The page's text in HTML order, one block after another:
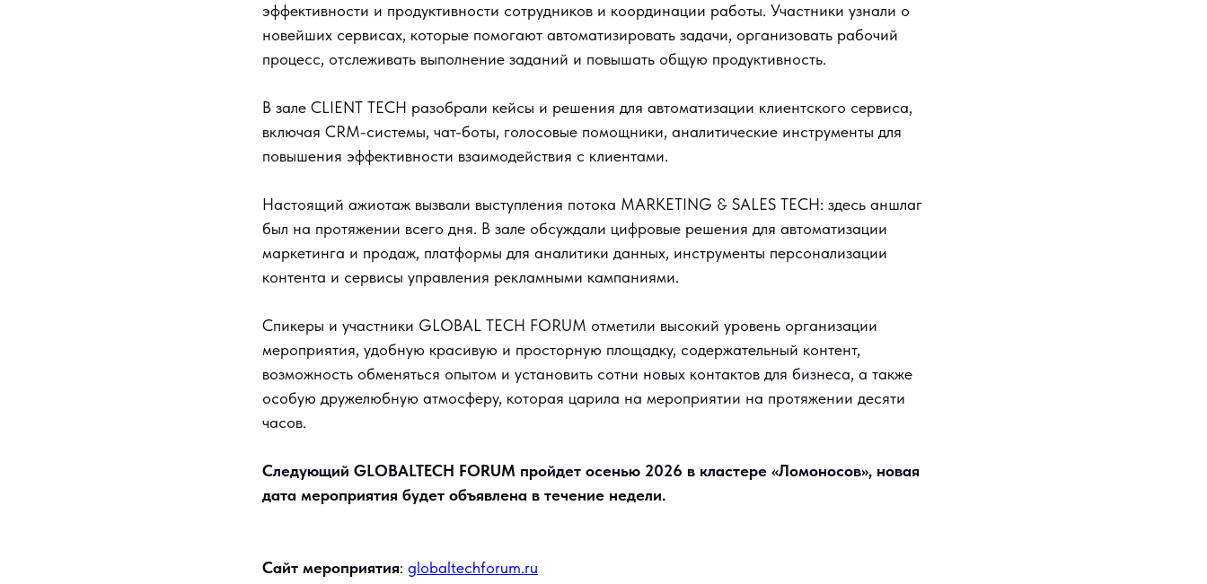
эффективности и продуктивности сотрудников и координации работы. Участники узнали о
новейших сервисах, которые помогают автоматизировать задачи, организовать рабочий
процесс, отслеживать выполнение заданий и повышать общую продуктивность.
В зале CLIENT TECH разобрали кейсы и решения для автоматизации клиентского сервиса,
включая CRM-системы, чат-боты, голосовые помощники, аналитические инструменты для
повышения эффективности взаимодействия с клиентами.
Настоящий ажиотаж вызвали выступления потока MARKETING & SALES TECH: здесь аншлаг
был на протяжении всего дня. В зале обсуждали цифровые решения для автоматизации
маркетинга и продаж, платформы для аналитики данных, инструменты персонализации
контента и сервисы управления рекламными кампаниями.
Спикеры и участники GLOBAL TECH FORUM отметили высокий уровень организации
мероприятия, удобную красивую и просторную площадку, содержательный контент,
возможность обменяться опытом и установить сотни новых контактов для бизнеса, а также
особую дружелюбную атмосферу, которая царила на мероприятии на протяжении десяти
часов.
Следующий GLOBALTECH FORUM пройдет осенью 2026 в кластере «Ломоносов», новая
дата мероприятия будет объявлена в течение недели.
Сайт мероприятия: globaltechforum.ru